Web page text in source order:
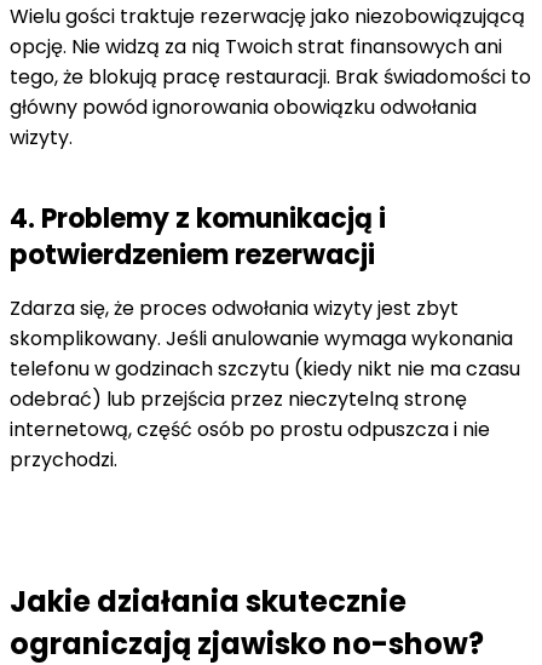
Wielu gości traktuje rezerwację jako niezobowiązującą
opcję. Nie widzą za nią Twoich strat finansowych ani
tego, że blokują pracę restauracji. Brak świadomości to
główny powód ignorowania obowiązku odwołania
wizyty.
4. Problemy z komunikacją i
potwierdzeniem rezerwacji
Zdarza się, że proces odwołania wizyty jest zbyt
skomplikowany. Jeśli anulowanie wymaga wykonania
telefonu w godzinach szczytu (kiedy nikt nie ma czasu
odebrać) lub przejścia przez nieczytelną stronę
internetową, część osób po prostu odpuszcza i nie
przychodzi.
Jakie działania skutecznie
ograniczają zjawisko no-show?